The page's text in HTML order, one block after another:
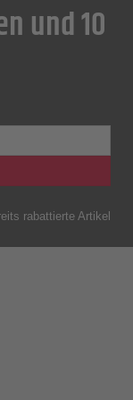
und 10
rabattierte Artikel